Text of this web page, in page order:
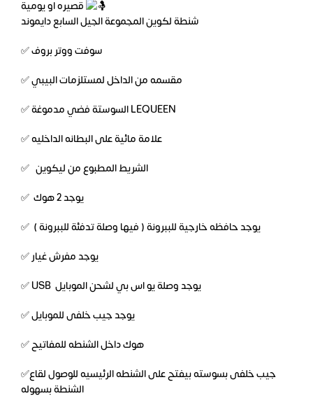
شنطة لكوين المجموعة الجيل السابع دايموند
✅ سوفت ووتر بروف
✅ مقسمه من الداخل لمستلزمات البيبي
✅ السوستة فضي مدموغة LEQUEEN
✅ علامة مائية على البطانه الداخليه
✅ الشريط المطبوع من ليكوين
✅ يوجد 2 هوك
✅ يوجد حافظه خارجية للببرونة ( فيها وصلة تدفئة للببرونة )
✅ يوجد مفرش غيار
✅ USB يوجد وصلة يو اس بي لشحن الموبايل
✅ يوجد جيب خلفى للموبايل
✅ هوك داخل الشنطه للمفاتيح
✅جيب خلفى بسوسته بيفتح على الشنطه الرئيسيه للوصول لقاع
الشنطة بسهوله